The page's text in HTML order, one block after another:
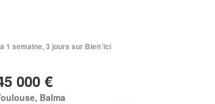
1 semaine, 3 jours sur Bien´ici
000 €
Balma